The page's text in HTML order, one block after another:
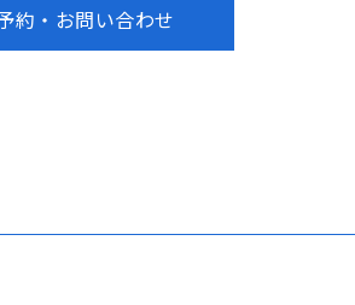
約・お問い合わせ